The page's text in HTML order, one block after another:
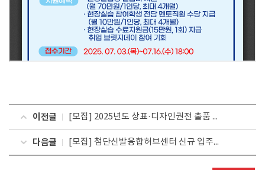
이전글 [모집] 2025년도 상표·디자인권전 출품 신청 안내
다음글 [모집] 첨단신발융합허브센터 신규 입주기업 모집